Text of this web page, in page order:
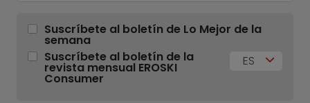
Suscríbete al boletín de Lo Mejor de la
semana
Suscríbete al boletín de la
revista mensual EROSKI
Consumer
ES